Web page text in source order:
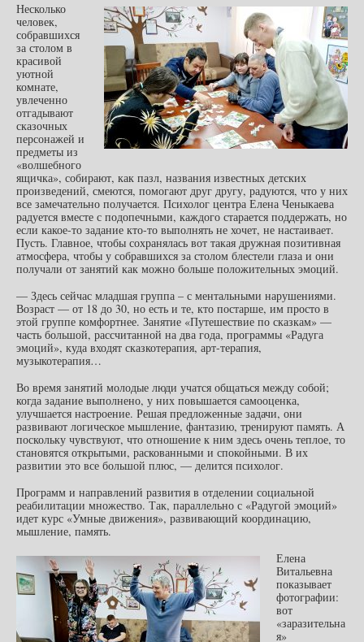
Несколько
человек,
собравшихся
за столом в
красивой
уютной
комнате,
увлеченно
отгадывают
сказочных
персонажей и
предметы из
«волшебного
ящичка», собирают, как пазл, названия известных детских
произведений, смеются, помогают друг другу, радуются, что у них
все замечательно получается. Психолог центра Елена Ченыкаева
радуется вместе с подопечными, каждого старается поддержать, но
если какое-то задание кто-то выполнять не хочет, не настаивает.
Пусть. Главное, чтобы сохранялась вот такая дружная позитивная
атмосфера, чтобы у собравшихся за столом блестели глаза и они
получали от занятий как можно больше положительных эмоций.
— Здесь сейчас младшая группа – с ментальными нарушениями.
Возраст — от 18 до 30, но есть и те, кто постарше, им просто в
этой группе комфортнее. Занятие «Путешествие по сказкам» —
часть большой, рассчитанной на два года, программы «Радуга
эмоций», куда входят сказкотерапия, арт-терапия,
музыкотерапия…
Во время занятий молодые люди учатся общаться между собой;
когда задание выполнено, у них повышается самооценка,
улучшается настроение. Решая предложенные задачи, они
развивают логическое мышление, фантазию, тренируют память. А
поскольку чувствуют, что отношение к ним здесь очень теплое, то
становятся открытыми, раскованными и спокойными. В их
развитии это все большой плюс, — делится психолог.
Программ и направлений развития в отделении социальной
реабилитации множество. Так, параллельно с «Радугой эмоций»
идет курс «Умные движения», развивающий координацию,
мышление, память.
Елена
Витальевна
показывает
фотографии:
вот
«заразительна
я»